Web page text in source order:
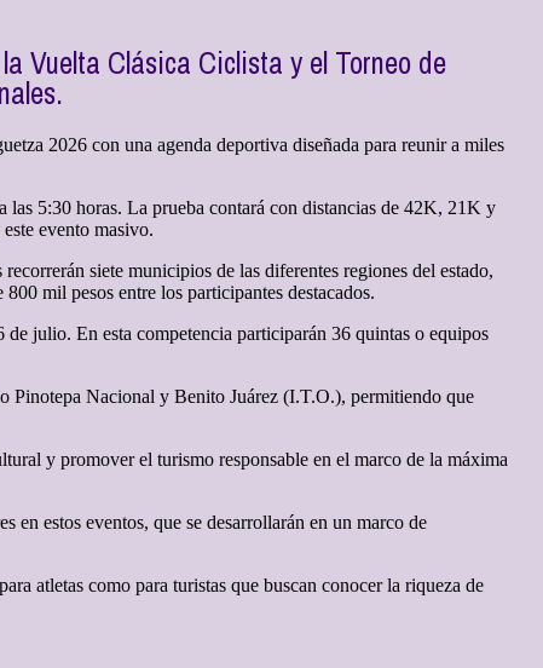
Vuelta Clásica Ciclista y el Torneo de
2026 con una agenda deportiva diseñada para reunir a miles
5:30 horas. La prueba contará con distancias de 42K, 21K y
evento masivo.
siete municipios de las diferentes regiones del estado,
mil pesos entre los participantes destacados.
julio. En esta competencia participarán 36 quintas o equipos
Pinotepa Nacional y Benito Juárez (I.T.O.), permitiendo que
y promover el turismo responsable en el marco de la máxima
en estos eventos, que se desarrollarán en un marco de
atletas como para turistas que buscan conocer la riqueza de